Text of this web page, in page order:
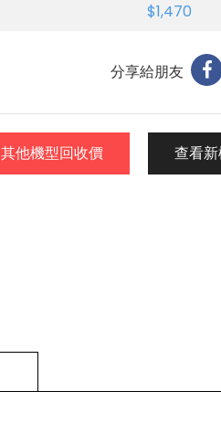
$1,470
分享給朋友
其他機型回收價 查看